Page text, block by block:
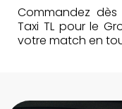
Commandez
Taxi TL pour le
votre match en